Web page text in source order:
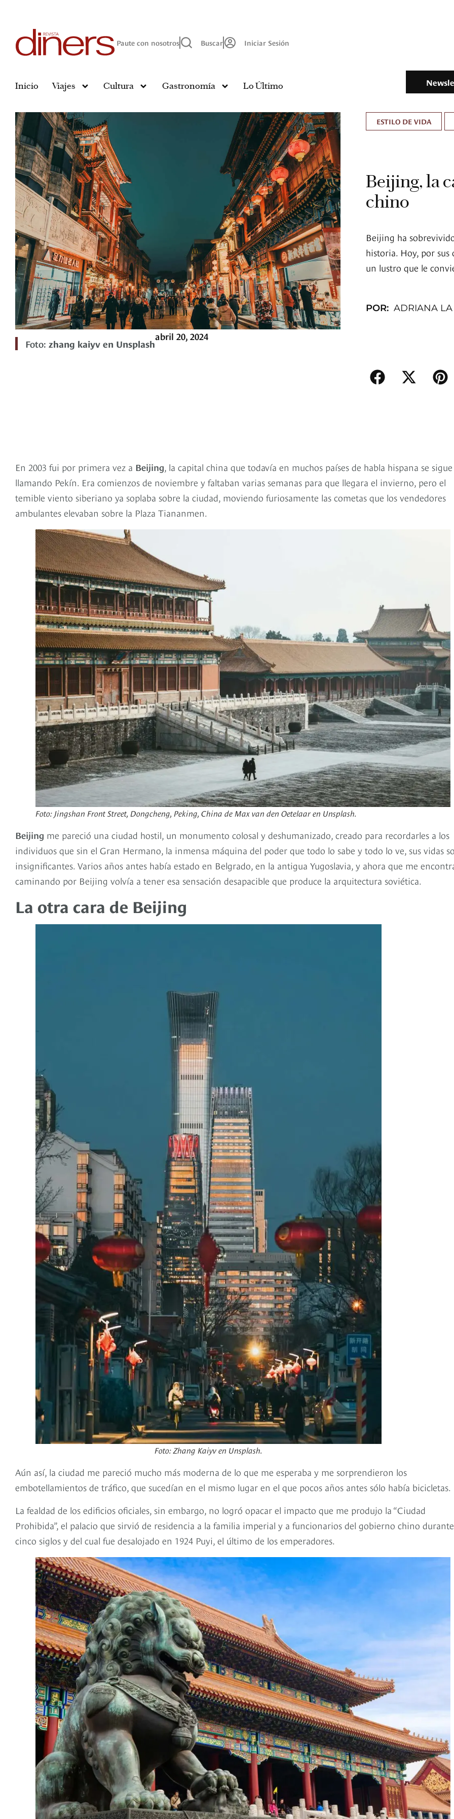
Paute con nosotros Buscar Iniciar Sesión
Inicio Viajes Cultura Gastronomía Lo Último
Foto: zhang kaiyv en Unsplash
abril 20, 2024
ESTILO DE VIDA
Beijing, la
chino
Beijing ha
historia. Hoy, por sus
un lustro que le
POR: ADRIANA LA
En 2003 fui por primera vez a Beijing, la capital china que todavía en muchos países de habla hispana se sigue
llamando Pekín. Era comienzos de noviembre y faltaban varias semanas para que llegara el invierno, pero el
temible viento siberiano ya soplaba sobre la ciudad, moviendo furiosamente las cometas que los vendedores
ambulantes elevaban sobre la Plaza Tiananmen.
Foto: Jingshan Front Street, Dongcheng, Peking, China de Max van den Oetelaar en Unsplash.
Beijing me pareció una ciudad hostil, un monumento colosal y deshumanizado, creado para recordarles a los
individuos que sin el Gran Hermano, la inmensa máquina del poder que todo lo sabe y todo lo ve, sus vidas
insignificantes. Varios años antes había estado en Belgrado, en la antigua Yugoslavia, y ahora que me
caminando por Beijing volvía a tener esa sensación desapacible que produce la arquitectura soviética.
La otra cara de Beijing
Foto: Zhang Kaiyv en Unsplash.
Aún así, la ciudad me pareció mucho más moderna de lo que me esperaba y me sorprendieron los
embotellamientos de tráfico, que sucedían en el mismo lugar en el que pocos años antes sólo había bicicletas.
La fealdad de los edificios oficiales, sin embargo, no logró opacar el impacto que me produjo la “Ciudad
Prohibida”, el palacio que sirvió de residencia a la familia imperial y a funcionarios del gobierno chino durante
cinco siglos y del cual fue desalojado en 1924 Puyi, el último de los emperadores.